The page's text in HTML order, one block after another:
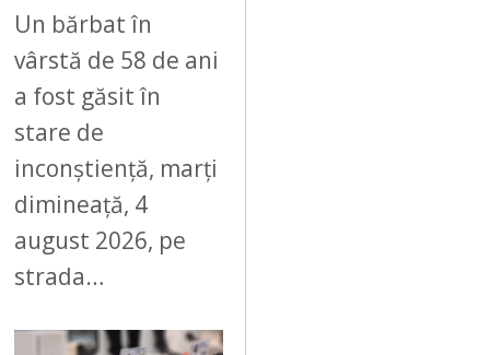
Un bărbat în
vârstă de 58 de ani
a fost găsit în
stare de
inconștiență, marți
dimineață, 4
august 2026, pe
strada…